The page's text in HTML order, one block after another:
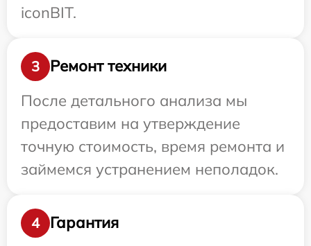
iconBIT.
3
Ремонт техники
После детального анализа мы
предоставим на утверждение
точную стоимость, время ремонта и
займемся устранением неполадок.
4
Гарантия